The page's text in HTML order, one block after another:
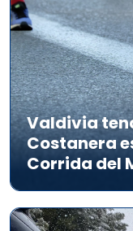
Valdivia
Costanera
Corrida del